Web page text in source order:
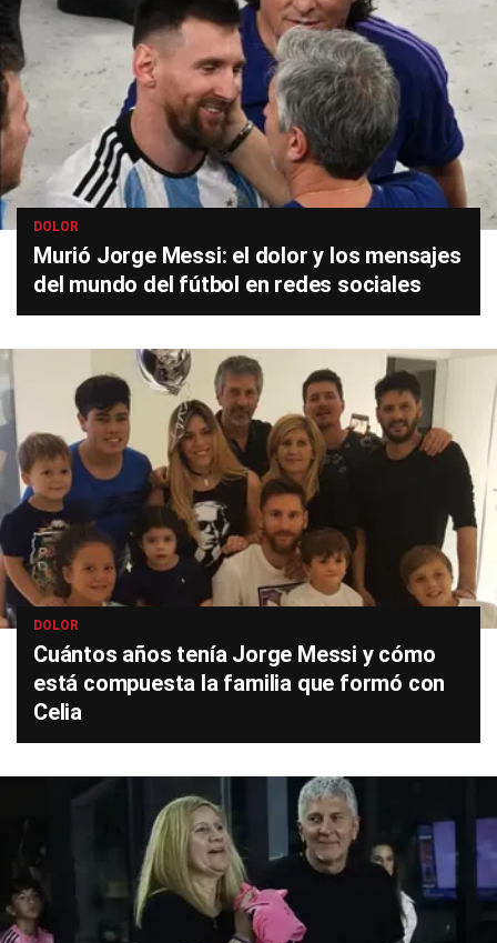
DOLOR
Murió Jorge Messi: el dolor y los mensajes
del mundo del fútbol en redes sociales
DOLOR
Cuántos años tenía Jorge Messi y cómo
está compuesta la familia que formó con
Celia